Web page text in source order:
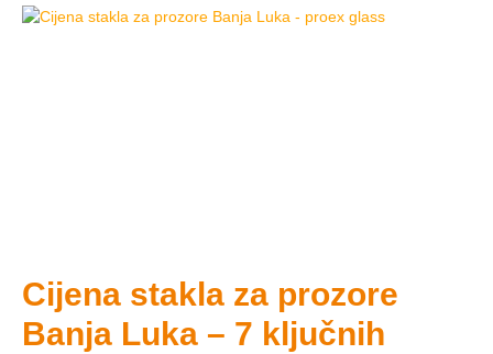
Cijena stakla za prozore
Banja Luka – 7 ključnih